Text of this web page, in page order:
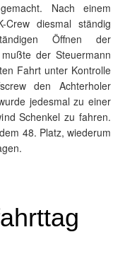
Nach einem
diesmal ständig
Öffnen der
der Steuermann
Fahrt unter Kontrolle
den Achterholer
jedesmal zu einer
Schenkel zu fahren.
48. Platz, wiederum